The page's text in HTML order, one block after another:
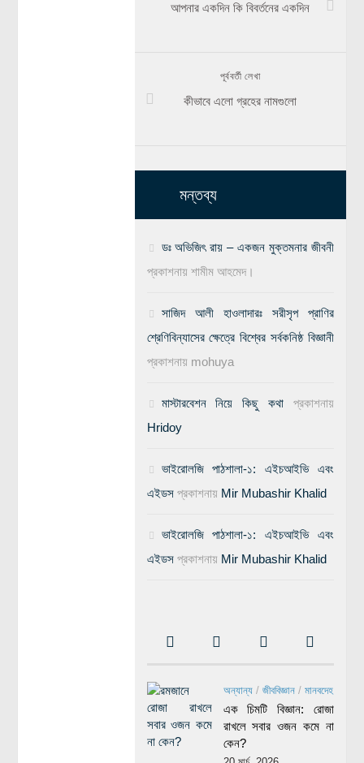
আপনার একদিন কি বিবর্তনের একদিন
পূর্ববর্তী লেখা
কীভাবে এলো গ্রহের নামগুলো
মন্তব্য
ডঃ অভিজিৎ রায় – একজন মুক্তমনার জীবনী
প্রকাশনায় শামীম আহমেদ।
সাজিদ আলী হাওলাদারঃ সরীসৃপ প্রাণির
শ্রেণিবিন্যাসের ক্ষেত্রে বিশ্বের সর্বকনিষ্ঠ বিজ্ঞানী
প্রকাশনায় mohuya
মাস্টারবেশন নিয়ে কিছু কথাপ্রকাশনায়
Hridoy
ভাইরোলজি পাঠশালা-১: এইচআইভি এবং
এইডসপ্রকাশনায় Mir Mubashir Khalid
ভাইরোলজি পাঠশালা-১: এইচআইভি এবং
এইডসপ্রকাশনায় Mir Mubashir Khalid
অন্যান্য/ জীববিজ্ঞান/ মানবদেহ
এক চিমটি বিজ্ঞান: রোজা
রাখলে সবার ওজন কমে না
কেন?